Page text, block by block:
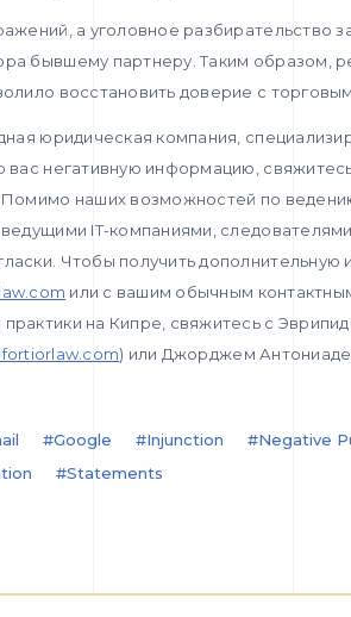
а уголовное разбирательство
бывшему партнеру. Таким образом,
восстановить доверие с
юридическая компания,
вас негативную информацию,
Помимо наших возможностей по
IT-компаниями,
Чтобы получить дополнительную
или с вашим обычным
на Кипре, свяжитесь с
) или Джорджем
#google #injunction #negative
#statements